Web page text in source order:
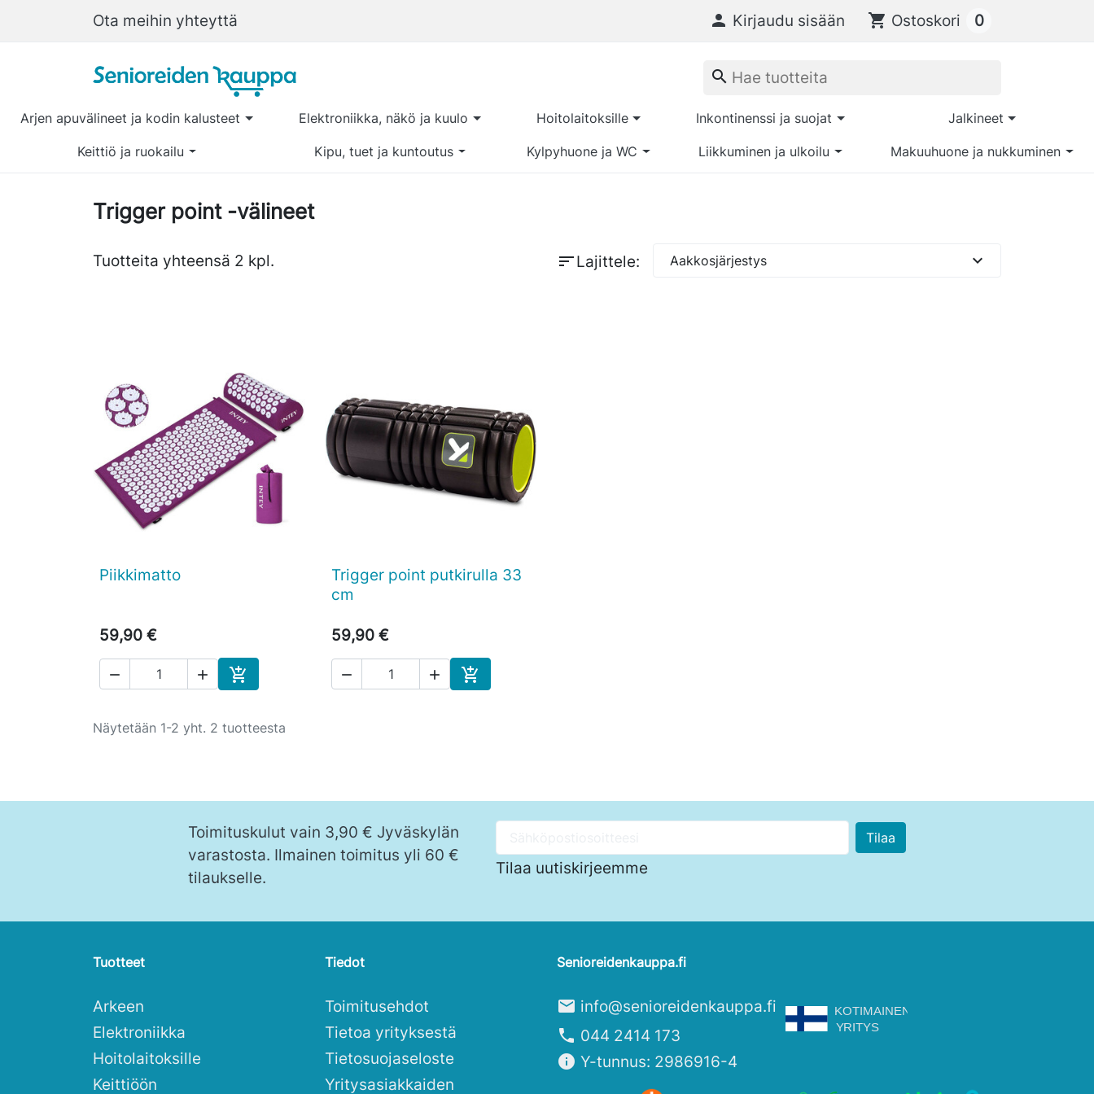
Ota meihin yhteyttä  Kirjaudu sisään shopping_cart Ostoskori 0
Arjen apuvälineet ja kodin kalusteet Elektroniikka, näkö ja kuulo Hoitolaitoksille Inkontinenssi ja suojat Jalkineet
Keittiö ja ruokailu Kipu, tuet ja kuntoutus Kylpyhuone ja WC Liikkuminen ja ulkoilu Makuuhuone ja nukkuminen
search
Trigger point -välineet
Tuotteita yhteensä 2 kpl. sortLajittele: Aakkosjärjestys expand_more
 Pikakatselu
Piikkimatto
59,90 €
  
Ostoskoriin
 Pikakatselu
Trigger point putkirulla 33
cm
59,90 €
  
Ostoskoriin
Näytetään 1-2 yht. 2 tuotteesta
Toimituskulut vain 3,90 € Jyväskylän
varastosta. Ilmainen toimitus yli 60 €
tilaukselle.
Tilaa uutiskirjeemme
Tuotteet
Arkeen
Elektroniikka
Hoitolaitoksille
Keittiöön
Tiedot
Toimitusehdot
Tietoa yrityksestä
Tietosuojaseloste
Yritysasiakkaiden
Senioreidenkauppa.fi
mail info@senioreidenkauppa.fi
phone 044 2414 173
info Y-tunnus: 2986916-4